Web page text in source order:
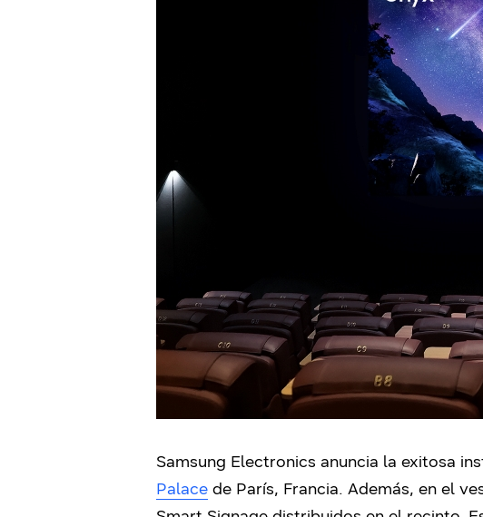
Samsung Electronics anuncia la exitosa
Palace de París, Francia. Además, en el